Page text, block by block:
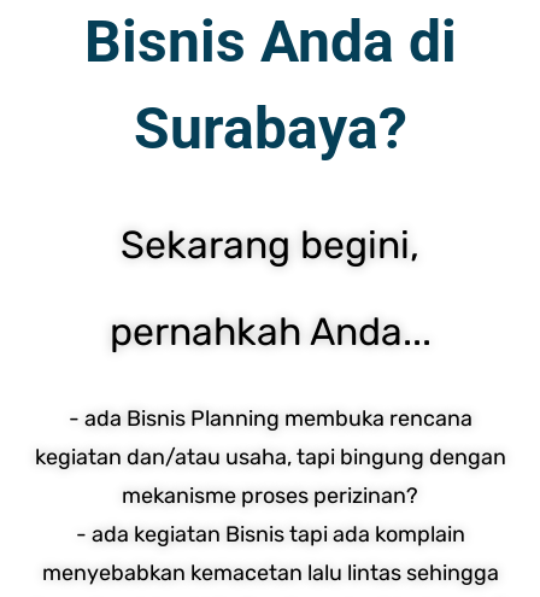
Bisnis Anda di
Surabaya?
Sekarang begini,
pernahkah Anda...
- ada Bisnis Planning membuka rencana
kegiatan dan/atau usaha, tapi bingung dengan
mekanisme proses perizinan?
- ada kegiatan Bisnis tapi ada komplain
menyebabkan kemacetan lalu lintas sehingga